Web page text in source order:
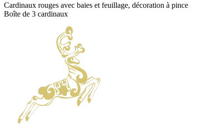
Cardinaux rouges avec baies et feuillage, décoration à pince
Boîte de 3 cardinaux